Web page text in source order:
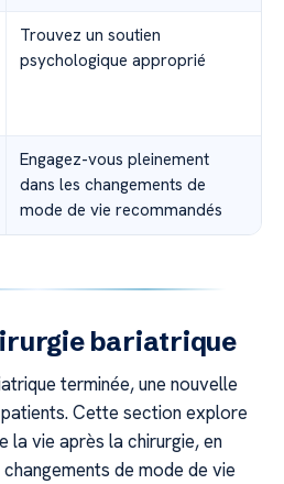
Trouvez un soutien
psychologique approprié
Engagez-vous pleinement
dans les changements de
mode de vie recommandés
bariatrique
terminée, une nouvelle
Cette section explore
la vie après la chirurgie, en
de mode de vie